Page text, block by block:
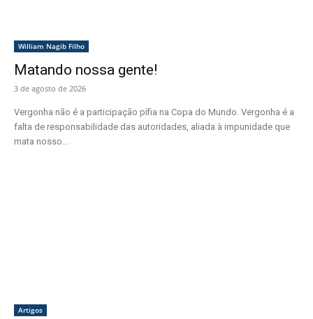
William Nagib Filho
Matando nossa gente!
3 de agosto de 2026
Vergonha não é a participação pífia na Copa do Mundo. Vergonha é a
falta de responsabilidade das autoridades, aliada à impunidade que
mata nosso...
Artigos